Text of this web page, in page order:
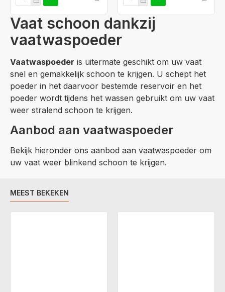
Vaat schoon dankzij
vaatwaspoeder
Vaatwaspoeder is uitermate geschikt om uw vaat
snel en gemakkelijk schoon te krijgen. U schept het
poeder in het daarvoor bestemde reservoir en het
poeder wordt tijdens het wassen gebruikt om uw vaat
weer stralend schoon te krijgen.
Aanbod aan vaatwaspoeder
Bekijk hieronder ons aanbod aan vaatwaspoeder om
uw vaat weer blinkend schoon te krijgen.
MEEST BEKEKEN